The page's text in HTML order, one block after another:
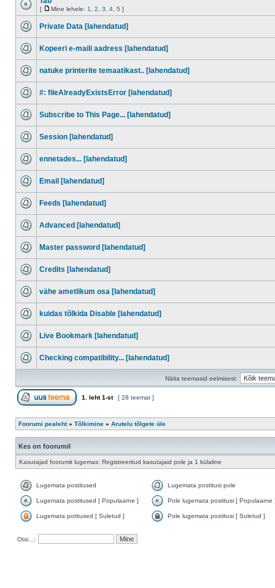
[ Mine lehele: 1 2 3 4 5 ]
Private Data [lahendatud]
Kopeeri e-maili aadress [lahendatud]
natuke printerite temaatikast.. [lahendatud]
#: fileAlreadyExistsError [lahendatud]
Subscribe to This Page... [lahendatud]
Session [lahendatud]
ennetades... [lahendatud]
Email [lahendatud]
Feeds [lahendatud]
Advanced [lahendatud]
Master password [lahendatud]
Credits [lahendatud]
vähe ametlikum osa [lahendatud]
kuidas tõlkida Disable [lahendatud]
Live Bookmark [lahendatud]
Checking compatibility... [lahendatud]
Näita teemasid eelmisest:
1 . leht1-st [ 28 teemat ]
Foorumi pealeht» Tõlkimine » Arutelu tõlgete üle
Kes on foorumil
Kasutajad foorumit lugemas: Registreeritud kasutajaid pole ja 1 külaline
Lugemata postitused Lugemata postitusi pole
Lugemata postitused [ Populaarne ] Pole lugemata postitusi [ Populaarne
Lugemata potitused [ Suletud ] Pole lugemata postitusi [ Suletud ]
Otsi...: